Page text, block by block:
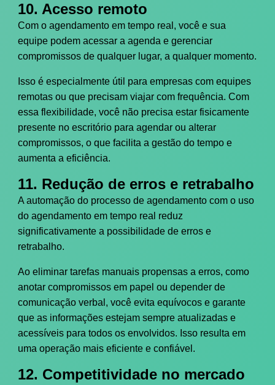
10. Acesso remoto
Com o agendamento em tempo real, você e sua
equipe podem acessar a agenda e gerenciar
compromissos de qualquer lugar, a qualquer momento.
Isso é especialmente útil para empresas com equipes
remotas ou que precisam viajar com frequência. Com
essa flexibilidade, você não precisa estar fisicamente
presente no escritório para agendar ou alterar
compromissos, o que facilita a gestão do tempo e
aumenta a eficiência.
11. Redução de erros e retrabalho
A automação do processo de agendamento com o uso
do agendamento em tempo real reduz
significativamente a possibilidade de erros e
retrabalho.
Ao eliminar tarefas manuais propensas a erros, como
anotar compromissos em papel ou depender de
comunicação verbal, você evita equívocos e garante
que as informações estejam sempre atualizadas e
acessíveis para todos os envolvidos. Isso resulta em
uma operação mais eficiente e confiável.
12. Competitividade no mercado